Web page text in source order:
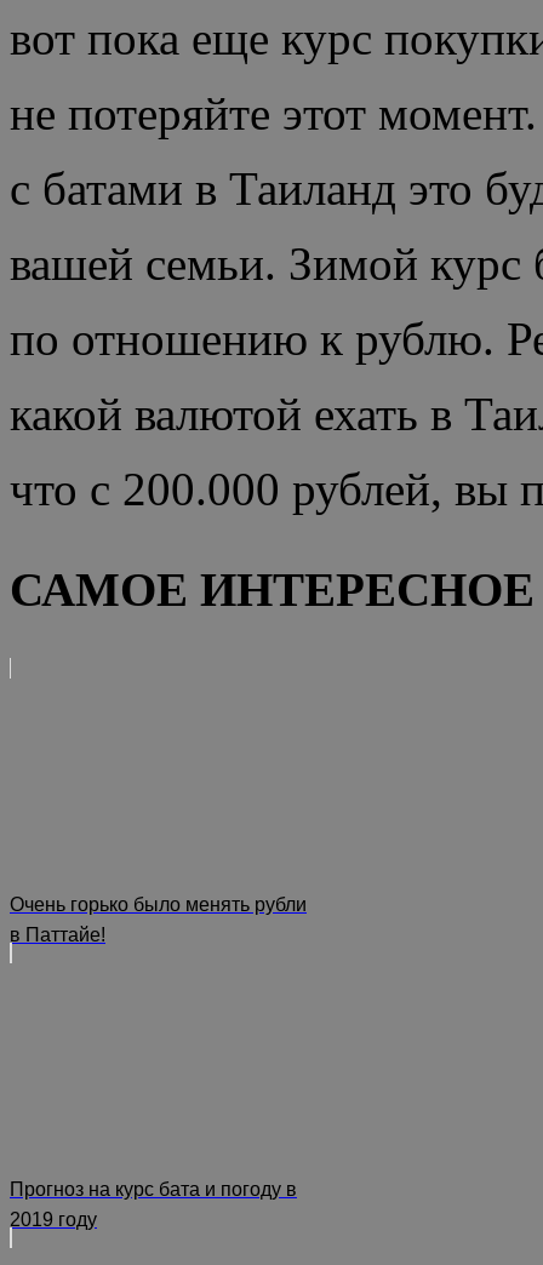
вот пока еще курс
не потеряйте этот
с батами в Таиланд это
вашей семьи. Зимой курс
по отношению к рублю.
какой валютой ехать в
что с 200.000 рублей, вы
САМОЕ ИНТЕРЕСНОЕ
Очень горько было менять рубли
в Паттайе!
Прогноз на курс бата и погоду в
2019 году